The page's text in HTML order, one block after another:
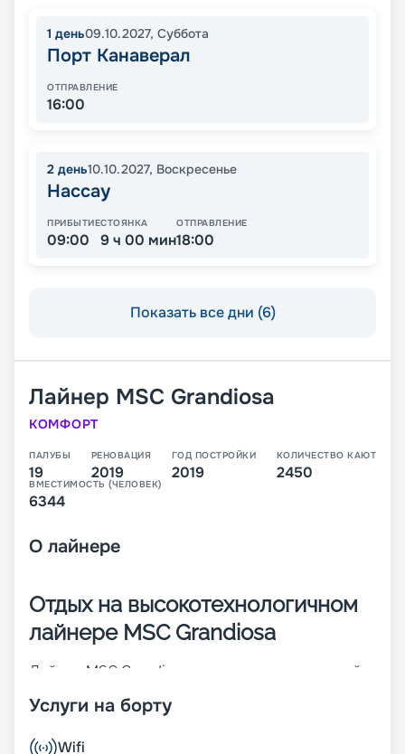
1 день09.10.2027, Суббота
Порт Канаверал
ОТПРАВЛЕНИЕ
16:00
2 день10.10.2027, Воскресенье
Нассау
ПРИБЫТИЕ
09:00
СТОЯНКА
9 ч 00 мин
ОТПРАВЛЕНИЕ
18:00
Показать все дни (6)
Лайнер MSC Grandiosa
КОМФОРТ
ПАЛУБЫ
19
РЕНОВАЦИЯ
2019
ГОД ПОСТРОЙКИ
2019
КОЛИЧЕСТВО КАЮТ
2450
ВМЕСТИМОСТЬ (ЧЕЛОВЕК)
6344
О лайнере
Отдых на высокотехнологичном
лайнере MSC Grandiosa
Лайнер MSC Grandiosa – высокотехнологичный
построен на верфи STX France в 2019 году. При
инновационные разработки. Пассажирам очень
Услуги на борту
Wifi